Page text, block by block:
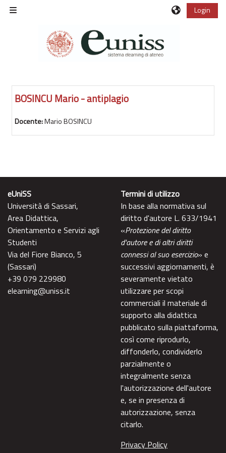
Vai al contenuto principale
Login
BOSINCU Mario - antiplagio
Docente:Mario BOSINCU
eUniSS
Università di Sassari,
Area Didattica,
Orientamento e Servizi agli
Studenti
Via del Fiore Bianco, 5
(Sassari)
+39 079 229980
elearning@uniss.it
Termini di utilizzo
In base alla normativa sul
diritto d'autore L. 633/1941
«Protezione del diritto
d'autore e di altri diritti
connessi al suo esercizio» e
successivi aggiornamenti, è
severamente vietato
utilizzare per scopi
commerciali il materiale di
supporto alla didattica
pubblicato sulla piattaforma,
così come riprodurlo,
diffonderlo, condividerlo
parzialmente o
integralmente senza
l'autorizzazione dell'autore
e, se in presenza di
autorizzazione, senza
citarlo.
Privacy Policy